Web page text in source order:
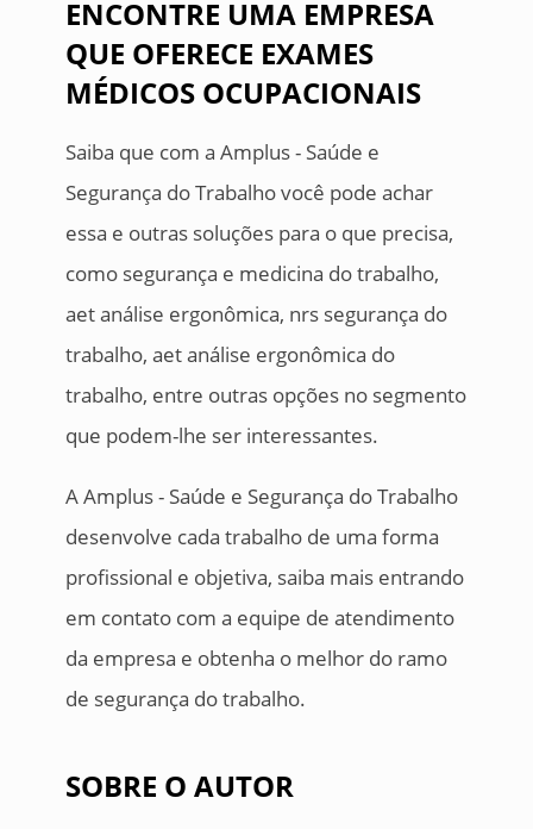
ENCONTRE UMA EMPRESA
QUE OFERECE EXAMES
MÉDICOS OCUPACIONAIS
Saiba que com a Amplus - Saúde e
Segurança do Trabalho você pode achar
essa e outras soluções para o que precisa,
como segurança e medicina do trabalho,
aet análise ergonômica, nrs segurança do
trabalho, aet análise ergonômica do
trabalho, entre outras opções no segmento
que podem-lhe ser interessantes.
A Amplus - Saúde e Segurança do Trabalho
desenvolve cada trabalho de uma forma
profissional e objetiva, saiba mais entrando
em contato com a equipe de atendimento
da empresa e obtenha o melhor do ramo
de segurança do trabalho.
SOBRE O AUTOR